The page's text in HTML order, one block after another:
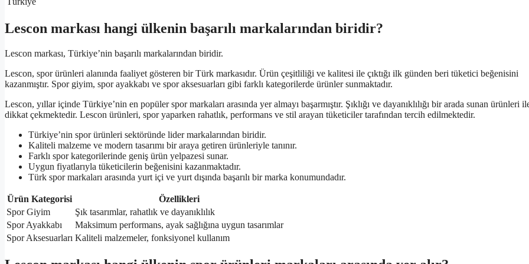
Lescon markası hangi ülkenin başarılı markalarından biridir?
Lescon markası, Türkiye’nin başarılı markalarından biridir.
Lescon, spor ürünleri alanında faaliyet gösteren bir Türk markasıdır. Ürün çeşitliliği ve kalitesi ile çıktığı ilk günden beri tüketici beğenisini
kazanmıştır. Spor giyim, spor ayakkabı ve spor aksesuarları gibi farklı kategorilerde ürünler sunmaktadır.
Lescon, yıllar içinde Türkiye’nin en popüler spor markaları arasında yer almayı başarmıştır. Şıklığı ve dayanıklılığı bir arada sunan ürünleri
dikkat çekmektedir. Lescon ürünleri, spor yaparken rahatlık, performans ve stil arayan tüketiciler tarafından tercih edilmektedir.
Türkiye’nin spor ürünleri sektöründe lider markalarından biridir.
Kaliteli malzeme ve modern tasarımı bir araya getiren ürünleriyle tanınır.
Farklı spor kategorilerinde geniş ürün yelpazesi sunar.
Uygun fiyatlarıyla tüketicilerin beğenisini kazanmaktadır.
Türk spor markaları arasında yurt içi ve yurt dışında başarılı bir marka konumundadır.
Ürün Kategorisi
Özellikleri
Spor Giyim
Şık tasarımlar, rahatlık ve dayanıklılık
Spor Ayakkabı
Maksimum performans, ayak sağlığına uygun tasarımlar
Spor Aksesuarları Kaliteli malzemeler, fonksiyonel kullanım